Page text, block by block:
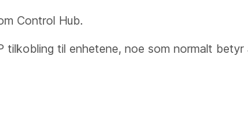
Control Hub.
tilkobling til enhetene, noe som normalt betyr